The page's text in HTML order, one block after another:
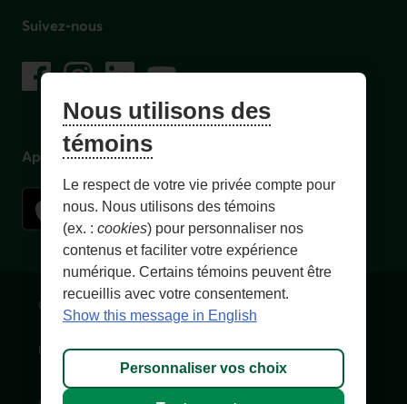
Suivez-nous
Facebook
– Lien externe au site. Cet hyperlien s'ouvrira dans une
Instagram
– Lien externe au site. Cet hyperlien s'ouvrira dans
LinkedIn
– Lien externe au site. Cet hyperlien
YouTube
– Lien externe au site. Cet hyperlien
Application mobile
Conditions d'utilisation et notes légales
Personnaliser les témoins Accessibilité Plan du site
Nous utilisons des
témoins
Le respect de votre vie privée compte pour
nous. Nous utilisons des témoins
(ex. : cookies) pour personnaliser nos
contenus et faciliter votre expérience
numérique. Certains témoins peuvent être
recueillis avec votre consentement.
Show this message in English
Personnaliser vos choix